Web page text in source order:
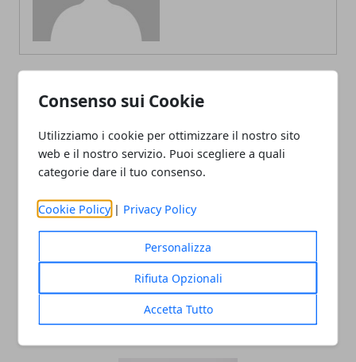
Consenso sui Cookie
Utilizziamo i cookie per ottimizzare il nostro sito
web e il nostro servizio. Puoi scegliere a quali
categorie dare il tuo consenso.
Cookie Policy | Privacy Policy
Personalizza
Rifiuta Opzionali
Accetta Tutto
ARTICOLI CORRELATI
Che cos'è il CRIF e quali sono le
conseguenze?
02/04/2021